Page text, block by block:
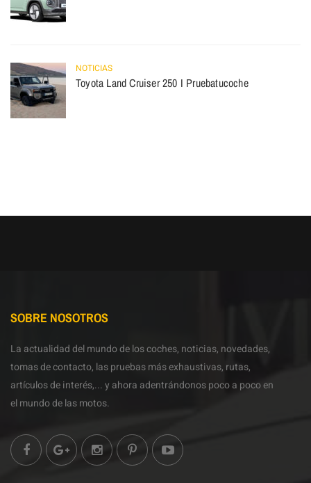
NOTICIAS
Toyota Land Cruiser 250 I Pruebatucoche
SOBRE NOSOTROS
La actualidad del mundo de los coches, noticias, novedades,
tomas de contacto, las pruebas más exhaustivas, rutas,
artículos de interés,... y ahora adentrándonos poco a poco en
el mundo de las motos.